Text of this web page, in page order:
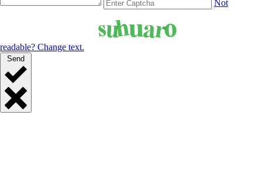
Not
readable? Change text.
Send